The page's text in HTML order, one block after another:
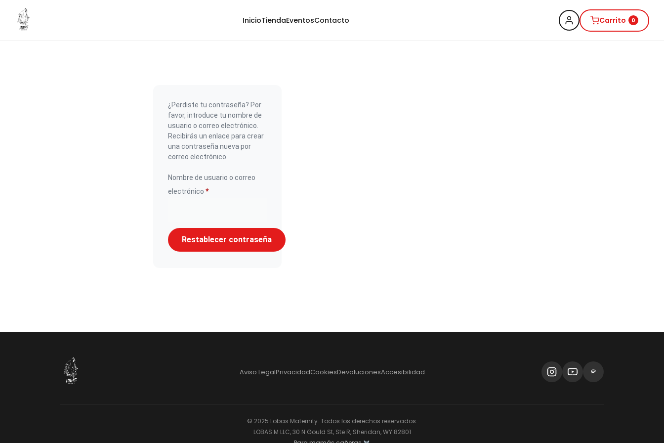
InicioTiendaEventosContacto Carrito 0
¿Perdiste tu contraseña? Por
favor, introduce tu nombre de
usuario o correo electrónico.
Recibirás un enlace para crear
una contraseña nueva por
correo electrónico.
Nombre de usuario o correo
electrónico *
Restablecer contraseña
Aviso LegalPrivacidadCookiesDevolucionesAccesibilidad
© 2025 Lobas Maternity. Todos los derechos reservados.
LOBAS M LLC, 30 N Gould St, Ste R, Sheridan, WY 82801